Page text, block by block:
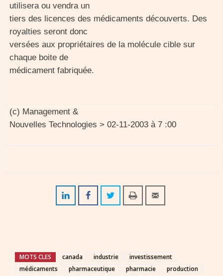
utilisera ou vendra un
tiers des licences des médicaments découverts. Des
royalties seront donc
versées aux propriétaires de la molécule cible sur
chaque boite de
médicament fabriquée.
(c) Management &
Nouvelles Technologies > 02-11-2003 à 7 :00
MOTS CLES canada industrie
investissement
médicaments
pharmaceutique pharmacie
production